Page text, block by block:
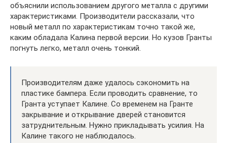
объяснили использованием другого металла с другими
характеристиками. Производители рассказали, что
новый металл по характеристикам точно такой же,
каким обладала Калина первой версии. Но кузов Гранты
погнуть легко, металл очень тонкий.
Производителям даже удалось сэкономить на
пластике бампера. Если проводить сравнение, то
Гранта уступает Калине. Со временем на Гранте
закрывание и открывание дверей становится
затруднительным. Нужно прикладывать усилия. На
Калине такого не наблюдалось.